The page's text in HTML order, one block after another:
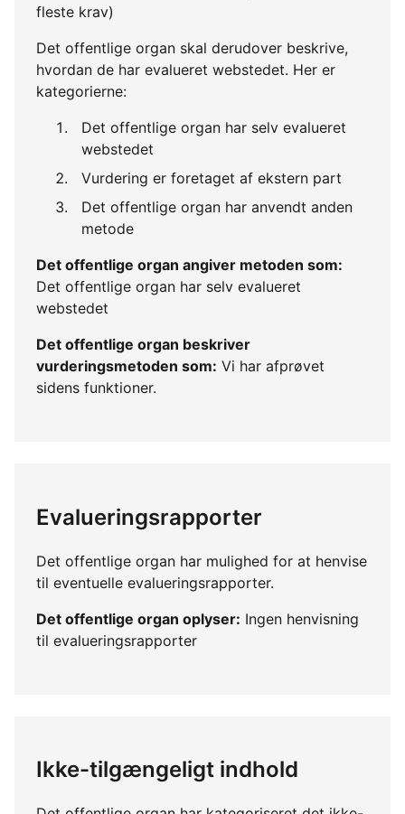
fleste krav)
Det offentlige organ skal derudover beskrive,
hvordan de har evalueret webstedet. Her er
kategorierne:
Det offentlige organ har selv evalueret
webstedet
Vurdering er foretaget af ekstern part
Det offentlige organ har anvendt anden
metode
Det offentlige organ angiver metoden som:
Det offentlige organ har selv evalueret
webstedet
Det offentlige organ beskriver
vurderingsmetoden som: Vi har afprøvet
sidens funktioner.
Evalueringsrapporter
Det offentlige organ har mulighed for at henvise
til eventuelle evalueringsrapporter.
Det offentlige organ oplyser: Ingen henvisning
til evalueringsrapporter
Ikke-tilgængeligt indhold